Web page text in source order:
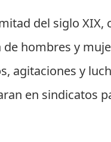
del siglo XIX,
hombres y
agitaciones y
en sindicatos